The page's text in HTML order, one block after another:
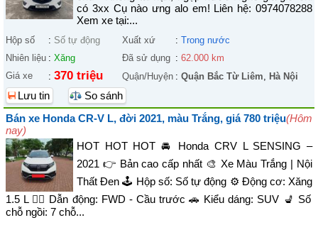
có 3xx Cụ nào ưng alo em! Liên hệ: 0974078288
Xem xe tại:...
Hộp số : Số tự động Xuất xứ : Trong nước
Nhiên liệu : Xăng Đã sử dụng : 62.000 km
Giá xe
: 370 triệu Quận/Huyện : Quận Bắc Từ Liêm, Hà Nội
Lưu tin
So sánh
Bán xe Honda CR-V L, đời 2021, màu Trắng, giá 780 triệu(Hôm
nay)
HOT HOT HOT 🚘 Honda CRV L SENSING –
2021 👉 Bản cao cấp nhất 🎨 Xe Màu Trắng | Nội
Thất Đen 🕹️ Hộp số: Số tự động ⚙️ Động cơ: Xăng
1.5 L 🚴‍♀️ Dẫn động: FWD - Cầu trước 🚗 Kiểu dáng: SUV 💺 Số
chỗ ngồi: 7 chỗ...